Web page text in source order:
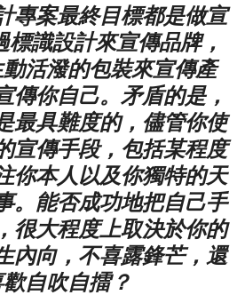
專案最終目標都是做宣
標識設計來宣傳品牌，
活潑的包裝來宣傳產
傳你自己。矛盾的是，
最具難度的，儘管你使
宣傳手段，包括某程度
你本人以及你獨特的天
。能否成功地把自己手
很大程度上取決於你的
內向，不喜露鋒芒，還
自吹自擂？